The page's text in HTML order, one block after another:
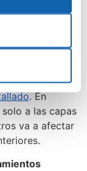
humedades
que tengamos
. En
a las capas
va a afectar